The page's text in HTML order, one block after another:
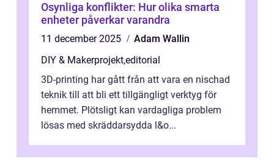
Osynliga konflikter: Hur olika smarta
enheter påverkar varandra
11 december 2025
Adam Wallin
DIY & Makerprojekt,editorial
3D-printing har gått från att vara en nischad
teknik till att bli ett tillgängligt verktyg för
hemmet. Plötsligt kan vardagliga problem
lösas med skräddarsydda l&o...